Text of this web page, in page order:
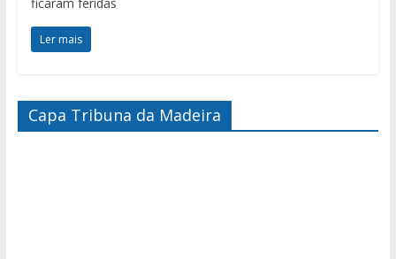
ficaram feridas
Ler mais
Capa Tribuna da Madeira